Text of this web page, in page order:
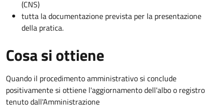
(CNS)
tutta la documentazione prevista per la presentazione
della pratica.
Cosa si ottiene
Quando il procedimento amministrativo si conclude
positivamente si ottiene l'aggiornamento dell'albo o registro
tenuto dall'Amministrazione